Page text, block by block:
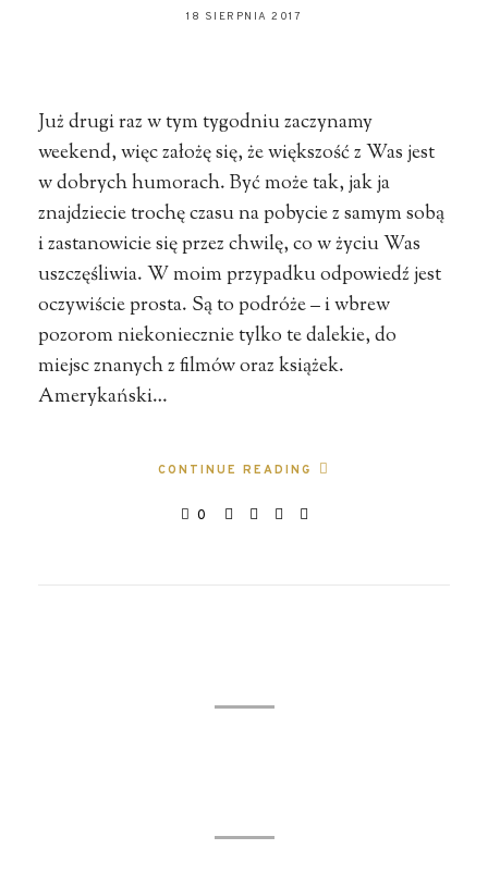
18 SIERPNIA 2017
Już drugi raz w tym tygodniu zaczynamy
weekend, więc założę się, że większość z Was jest
w dobrych humorach. Być może tak, jak ja
znajdziecie trochę czasu na pobycie z samym sobą
i zastanowicie się przez chwilę, co w życiu Was
uszczęśliwia. W moim przypadku odpowiedź jest
oczywiście prosta. Są to podróże – i wbrew
pozorom niekoniecznie tylko te dalekie, do
miejsc znanych z filmów oraz książek.
Amerykański…
CONTINUE READING
0